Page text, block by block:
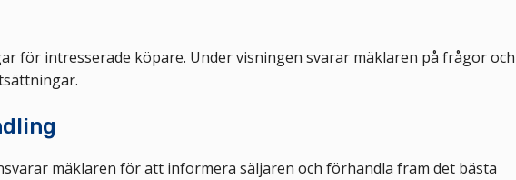
för intresserade köpare. Under visningen svarar mäklaren på frågor och
mäklaren för att informera säljaren och förhandla fram det bästa